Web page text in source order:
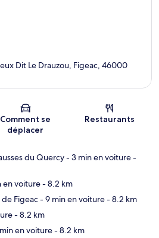
Carte
Dit Le Drauzou, Figeac, 46000
Comment se
déplacer
Restaurants
du Quercy- 3 min en voiture-
en voiture- 8.2 km
Figeac- 9 min en voiture- 8.2 km
- 8.2 km
en voiture- 8.2 km